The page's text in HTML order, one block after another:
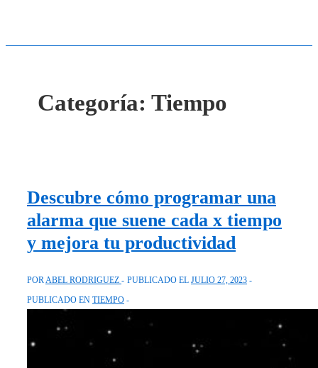
Categoría: Tiempo
Descubre cómo programar una
alarma que suene cada x tiempo
y mejora tu productividad
PORABEL RODRIGUEZ PUBLICADO EL JULIO 27, 2023
PUBLICADO EN TIEMPO